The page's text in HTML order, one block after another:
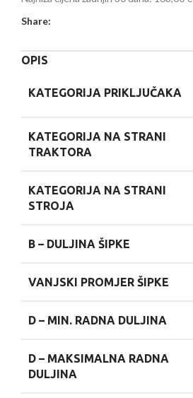
Share:
OPIS
KATEGORIJA PRIKLJUČAKA
KATEGORIJA NA STRANI
TRAKTORA
KATEGORIJA NA STRANI
STROJA
B – DULJINA ŠIPKE
VANJSKI PROMJER ŠIPKE
D – MIN. RADNA DULJINA
D – MAKSIMALNA RADNA
DULJINA